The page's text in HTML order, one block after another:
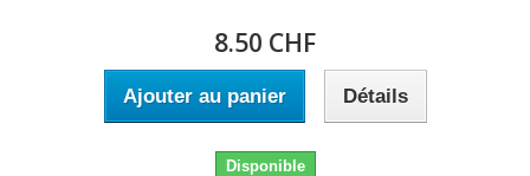
8.50 CHF
Ajouter au panier Détails
Disponible